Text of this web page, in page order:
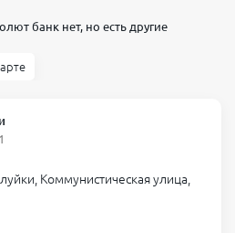
банк нет, но есть другие
Коммунистическая улица,